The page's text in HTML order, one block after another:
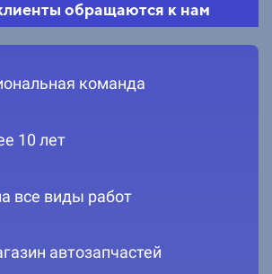
обращаются к нам
команда
10 лет
все виды работ
автозапчастей